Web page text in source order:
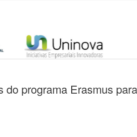
programa Erasmus